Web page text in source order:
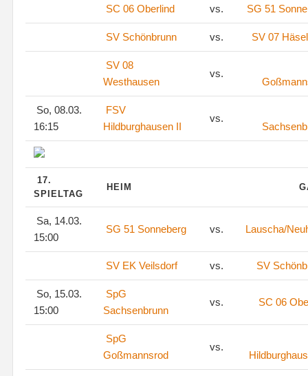
SC 06 Oberlind vs. SG 51
SV Schönbrunn vs. SV 07
SV 08
Westhausen
vs.
So, 08.03.
16:15
FSV
Hildburghausen II
vs.
17.
SPIELTAG
HEIM
Sa, 14.03.
15:00
SG 51 Sonneberg vs. Lauscha/
SV EK Veilsdorf vs. SV
So, 15.03.
15:00
SpG
Sachsenbrunn
vs. SC 06
SpG
Goßmannsrod
vs.